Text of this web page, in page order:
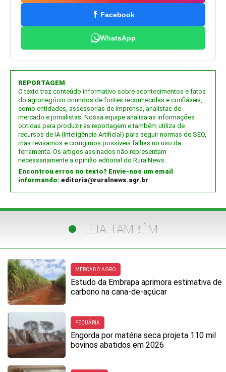
Facebook
WhatsApp
REPORTAGEM
O texto traz conteúdo informativo sobre acontecimentos e fatos
do agronegócio oriundos de fontes reconhecidas e confiáveis,
como entidades, assessorias de imprensa, analistas de
mercado e jornalistas. Nossa equipe analisa as informações
obtidas para produzir as reportagem e também utiliza de
recursos de IA (Inteligência Artificial) para seguir normas de SEO,
mas revisamos e corrigimos possíveis falhas no uso da
ferramenta. Os artigos assinados não representam
necessariamente a opinião editorial do RuralNews.
Encontrou erros no texto? Envie-nos um email
informando: editoria@ruralnews.agr.br
LEIA TAMBÉM
MERCADO AGRO
Estudo da Embrapa aprimora estimativa de
carbono na cana-de-açúcar
PECUÁRIA
Engorda por matéria seca projeta 110 mil
bovinos abatidos em 2026